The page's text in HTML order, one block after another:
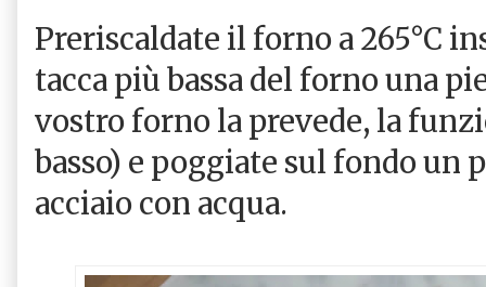
Preriscaldate il forno a 265°C
tacca più bassa del forno una
vostro forno la prevede, la
basso) e poggiate sul fondo un
acciaio con acqua.